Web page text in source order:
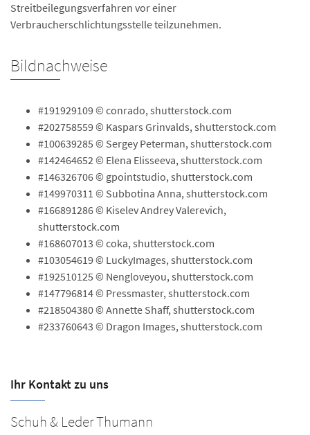
Streitbeilegungsverfahren vor einer
Verbraucherschlichtungsstelle teilzunehmen.
Bildnachweise
#191929109 © conrado, shutterstock.com
#202758559 © Kaspars Grinvalds, shutterstock.com
#100639285 © Sergey Peterman, shutterstock.com
#142464652 © Elena Elisseeva, shutterstock.com
#146326706 © gpointstudio, shutterstock.com
#149970311 © Subbotina Anna, shutterstock.com
#166891286 © Kiselev Andrey Valerevich,
shutterstock.com
#168607013 © coka, shutterstock.com
#103054619 © LuckyImages, shutterstock.com
#192510125 © Nengloveyou, shutterstock.com
#147796814 © Pressmaster, shutterstock.com
#218504380 © Annette Shaff, shutterstock.com
#233760643 © Dragon Images, shutterstock.com
Ihr Kontakt zu uns
Schuh & Leder Thumann